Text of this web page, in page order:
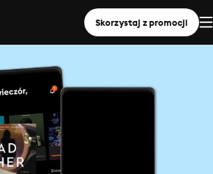
Skorzystaj z promocji